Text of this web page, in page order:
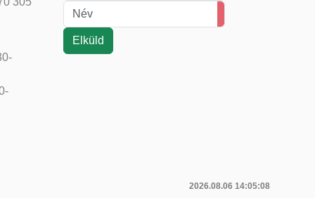
2026.08.06 14:05:08